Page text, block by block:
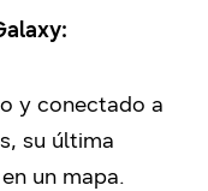
y conectado a
su última
un mapa.